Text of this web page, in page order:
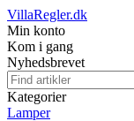
VillaRegler.dk
Min konto
Kom i gang
Nyhedsbrevet
Kategorier
Lamper